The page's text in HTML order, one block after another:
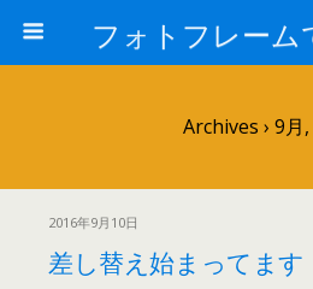
フォトフレーム
Archives › 9月
2016年9月10日
差し替え始まってます